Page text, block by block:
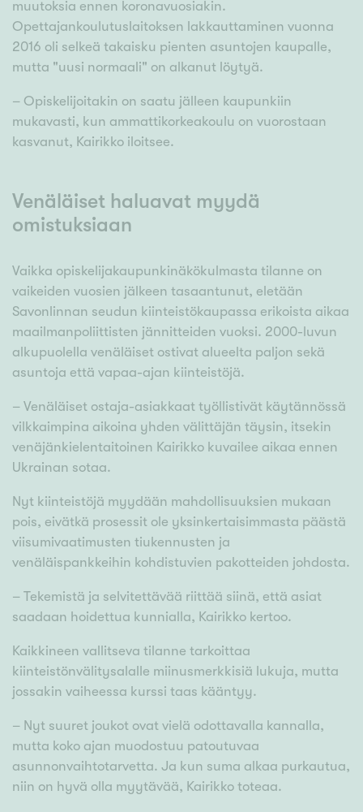
muutoksia ennen koronavuosiakin.
Opettajankoulutuslaitoksen lakkauttaminen vuonna
2016 oli selkeä takaisku pienten asuntojen kaupalle,
mutta "uusi normaali" on alkanut löytyä.
– Opiskelijoitakin on saatu jälleen kaupunkiin
mukavasti, kun ammattikorkeakoulu on vuorostaan
kasvanut, Kairikko iloitsee.
Venäläiset haluavat myydä
omistuksiaan
Vaikka opiskelijakaupunkinäkökulmasta tilanne on
vaikeiden vuosien jälkeen tasaantunut, eletään
Savonlinnan seudun kiinteistökaupassa erikoista aikaa
maailmanpoliittisten jännitteiden vuoksi. 2000-luvun
alkupuolella venäläiset ostivat alueelta paljon sekä
asuntoja että vapaa-ajan kiinteistöjä.
– Venäläiset ostaja-asiakkaat työllistivät käytännössä
vilkkaimpina aikoina yhden välittäjän täysin, itsekin
venäjänkielentaitoinen Kairikko kuvailee aikaa ennen
Ukrainan sotaa.
Nyt kiinteistöjä myydään mahdollisuuksien mukaan
pois, eivätkä prosessit ole yksinkertaisimmasta päästä
viisumivaatimusten tiukennusten ja
venäläispankkeihin kohdistuvien pakotteiden johdosta.
– Tekemistä ja selvitettävää riittää siinä, että asiat
saadaan hoidettua kunnialla, Kairikko kertoo.
Kaikkineen vallitseva tilanne tarkoittaa
kiinteistönvälitysalalle miinusmerkkisiä lukuja, mutta
jossakin vaiheessa kurssi taas kääntyy.
– Nyt suuret joukot ovat vielä odottavalla kannalla,
mutta koko ajan muodostuu patoutuvaa
asunnonvaihtotarvetta. Ja kun suma alkaa purkautua,
niin on hyvä olla myytävää, Kairikko toteaa.